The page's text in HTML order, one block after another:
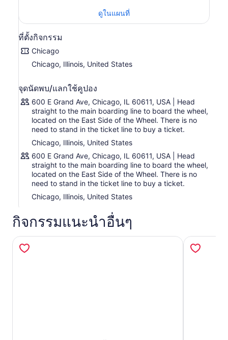
วิว หรือหยิบกล้องของคุณออกมาถ่ายภาพภูมิทัศน์ของชิคาโกที่
เปลี่ยนแปลงตลอดเวลา
ดูในแผนที่
ที่ตั้งกิจกรรม
Chicago
Chicago, Illinois, United States
จุดนัดพบ/แลกใช้คูปอง
600 E Grand Ave, Chicago, IL 60611, USA | Head
straight to the main boarding line to board the wheel,
located on the East Side of the Wheel. There is no
need to stand in the ticket line to buy a ticket.
Chicago, Illinois, United States
600 E Grand Ave, Chicago, IL 60611, USA | Head
straight to the main boarding line to board the wheel,
located on the East Side of the Wheel. There is no
need to stand in the ticket line to buy a ticket.
Chicago, Illinois, United States
กิจกรรมแนะนำอื่นๆ